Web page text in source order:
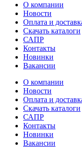
О компании
Новости
Оплата и
Скачать каталоги
САПР
Контакты
Новинки
Вакансии
О компании
Новости
Оплата и
Скачать каталоги
САПР
Контакты
Новинки
Вакансии